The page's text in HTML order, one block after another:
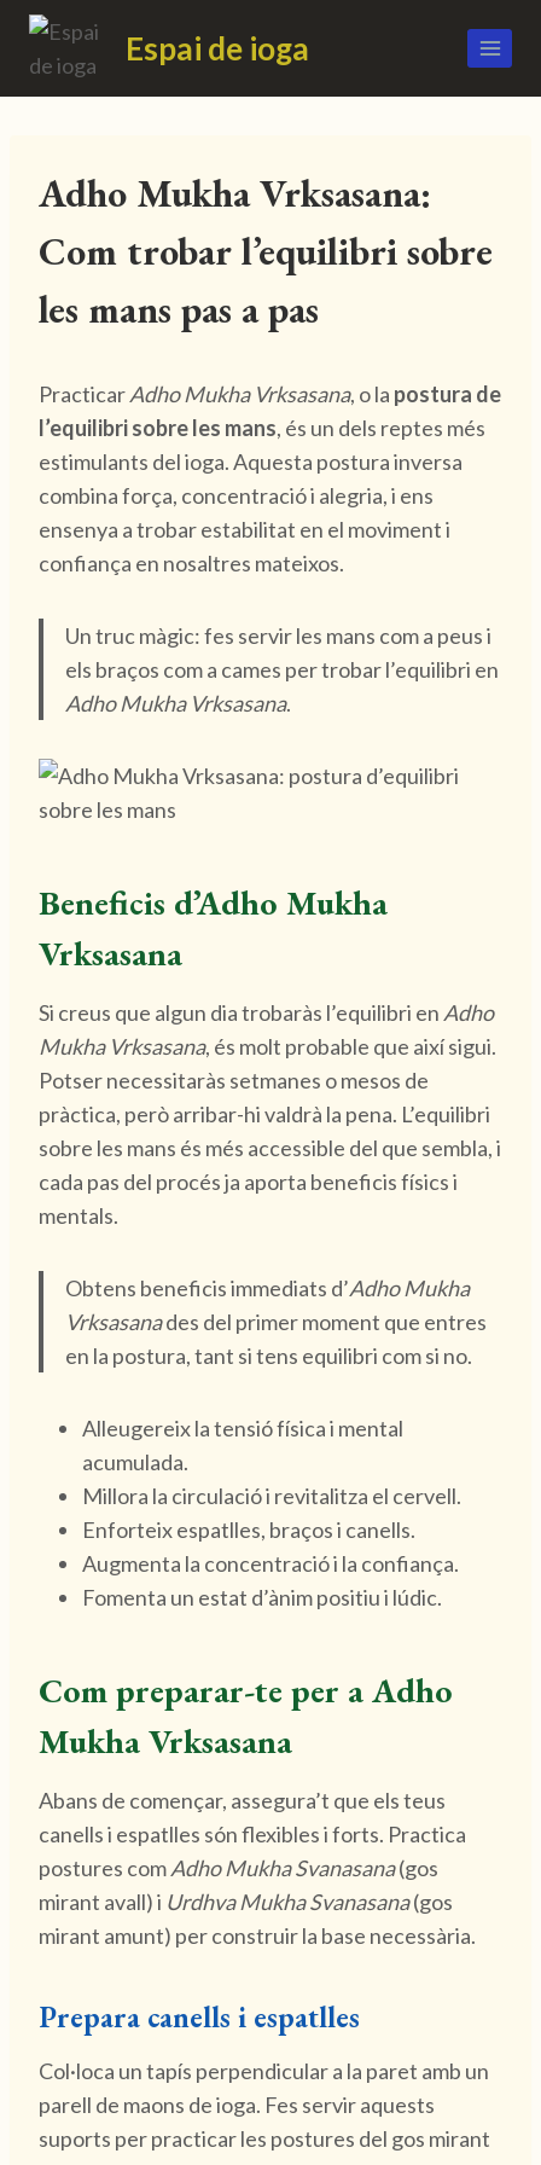
Espai de ioga
Adho Mukha Vrksasana:
Com trobar l’equilibri sobre
les mans pas a pas
PracticarAdho Mukha Vrksasana, o la postura de
l’equilibri sobre les mans, és un dels reptes més
estimulants del ioga. Aquesta postura inversa
combina força, concentració i alegria, i ens
ensenya a trobar estabilitat en el moviment i
confiança en nosaltres mateixos.
Un truc màgic: fes servir les mans com a peus i
els braços com a cames per trobar l’equilibri en
Adho Mukha Vrksasana.
Beneficis d’Adho Mukha
Vrksasana
Si creus que algun dia trobaràs l’equilibri en Adho
Mukha Vrksasana, és molt probable que així sigui.
Potser necessitaràs setmanes o mesos de
pràctica, però arribar-hi valdrà la pena. L’equilibri
sobre les mans és més accessible del que sembla, i
cada pas del procés ja aporta beneficis físics i
mentals.
Obtens beneficis immediats d’Adho Mukha
Vrksasanades del primer moment que entres
en la postura, tant si tens equilibri com si no.
Alleugereix la tensió física i mental
acumulada.
Millora la circulació i revitalitza el cervell.
Enforteix espatlles, braços i canells.
Augmenta la concentració i la confiança.
Fomenta un estat d’ànim positiu i lúdic.
Com preparar-te per a Adho
Mukha Vrksasana
Abans de començar, assegura’t que els teus
canells i espatlles són flexibles i forts. Practica
postures comAdho Mukha Svanasana(gos
mirant avall) i Urdhva Mukha Svanasana(gos
mirant amunt) per construir la base necessària.
Prepara canells i espatlles
Col·loca un tapís perpendicular a la paret amb un
parell de maons de ioga. Fes servir aquests
suports per practicar les postures del gos mirant